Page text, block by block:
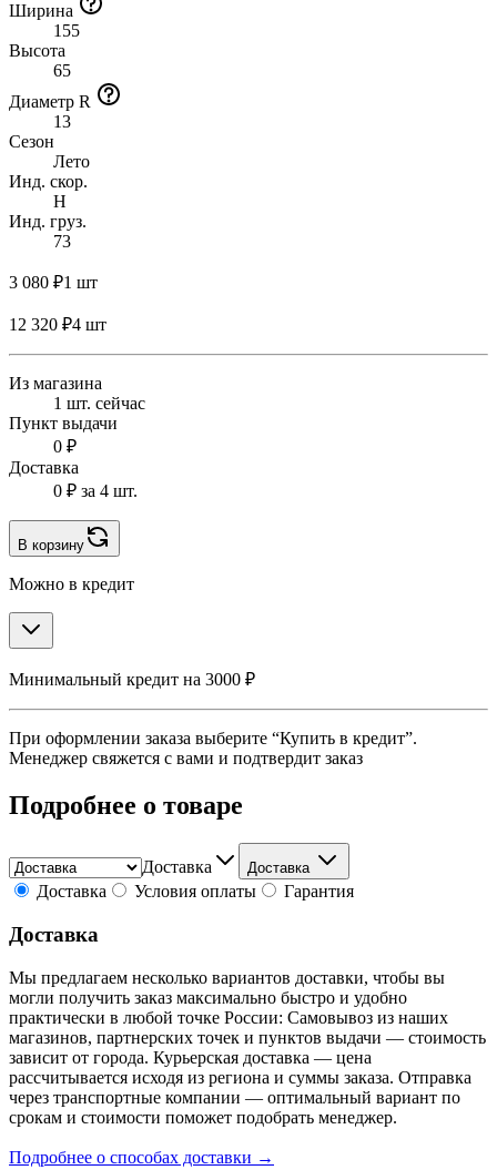
Ширина
155
Высота
65
Диаметр R
13
Сезон
Лето
Инд. скор.
H
Инд. груз.
73
3 080 ₽1 шт
12 320 ₽4 шт
Из магазина
1 шт. сейчас
Пункт выдачи
0 ₽
Доставка
0 ₽ за 4 шт.
В корзину
Можно в кредит
Минимальный кредит на 3000 ₽
При оформлении заказа выберите “Купить в кредит”.
Менеджер свяжется с вами и подтвердит заказ
Подробнее о товаре
Доставка Доставка
Доставка Условия оплаты Гарантия
Доставка
Мы предлагаем несколько вариантов доставки, чтобы вы
могли получить заказ максимально быстро и удобно
практически в любой точке России: Самовывоз из наших
магазинов, партнерских точек и пунктов выдачи — стоимость
зависит от города. Курьерская доставка — цена
рассчитывается исходя из региона и суммы заказа. Отправка
через транспортные компании — оптимальный вариант по
срокам и стоимости поможет подобрать менеджер.
Подробнее о способах доставки →